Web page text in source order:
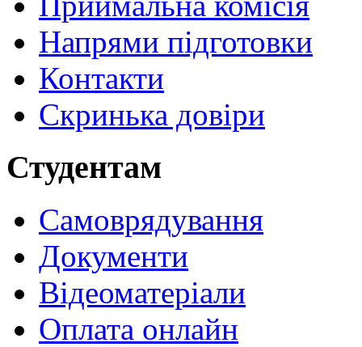
Напрями підготовки
Контакти
Скринька довіри
Студентам
Самоврядування
Документи
Відеоматеріали
Оплата онлайн